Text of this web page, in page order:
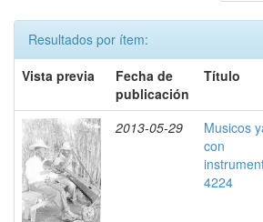
Resultados por ítem:
Vista previa
Fecha de
publicación
Título
2013-05-29
Musicos
con
4224